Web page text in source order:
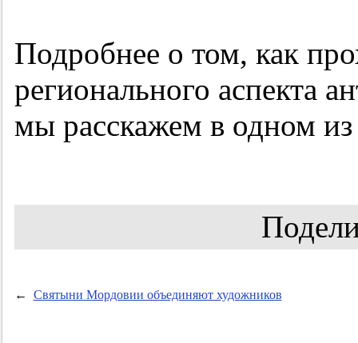
Подробнее о том, как
регионального аспекта
мы расскажем в одном
← Святыни Мордовии объединяют художников